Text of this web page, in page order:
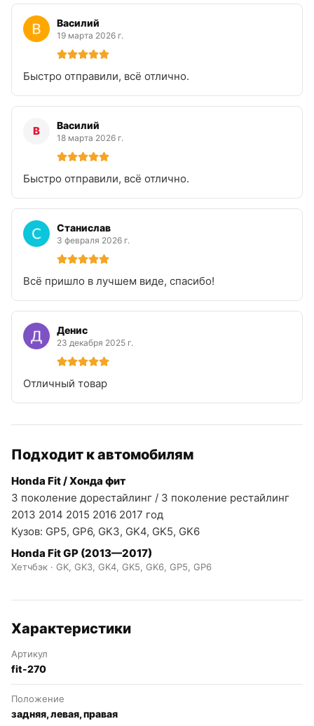
Василий
19 марта 2026 г.
Быстро отправили, всё отлично.
В Василий
18 марта 2026 г.
Быстро отправили, всё отлично.
Станислав
3 февраля 2026 г.
Всë пришло в лучшем виде, спасибо!
Денис
23 декабря 2025 г.
Отличный товар
Подходит к автомобилям
Honda Fit / Хонда фит
3 поколение дорестайлинг / 3 поколение рестайлинг
2013 2014 2015 2016 2017 год
Кузов: GP5, GP6, GK3, GK4, GK5, GK6
Honda Fit GP (2013—2017)
Хетчбэк · GK, GK3, GK4, GK5, GK6, GP5, GP6
Характеристики
Артикул
fit-270
Положение
задняя, левая, правая